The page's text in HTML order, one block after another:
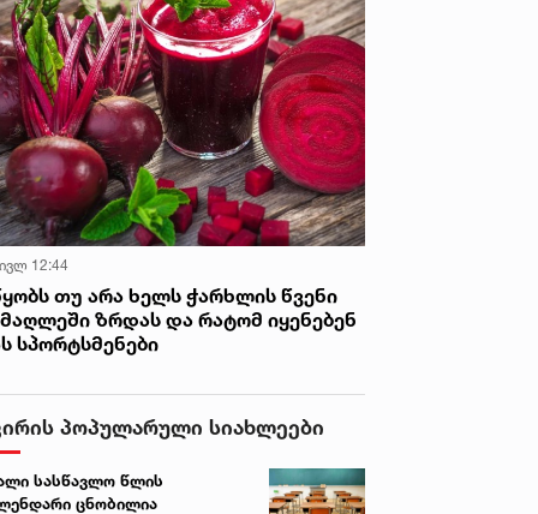
12:44
თუ არა ხელს ჭარხლის წვენი
ზრდას და რატომ იყენებენ
სპორტსმენები
პოპულარული სიახლეები
სასწავლო წლის
ცნობილია